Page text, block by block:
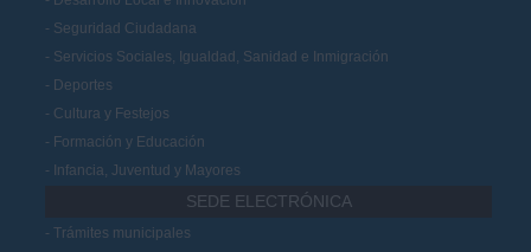
Seguridad Ciudadana
Servicios Sociales, Igualdad, Sanidad e Inmigración
Deportes
Cultura y Festejos
Formación y Educación
Infancia, Juventud y Mayores
SEDE ELECTRÓNICA
Trámites municipales